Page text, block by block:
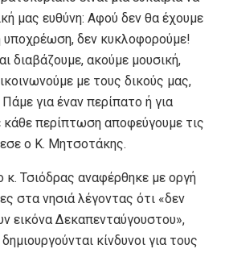
μας ευθύνη: Αφού δεν θα έχουμε
υποχρέωση, δεν κυκλοφορούμε!
διαβάζουμε, ακούμε μουσική,
με τους δικούς μας,
για έναν περίπατο ή για
κάθε περίπτωση αποφεύγουμε τις
ο Κ. Μητσοτάκης.
Τσιόδρας αναφέρθηκε με οργή
στα νησιά λέγοντας ότι «δεν
εικόνα Δεκαπενταύγουστου»,
κίνδυνοι για τους